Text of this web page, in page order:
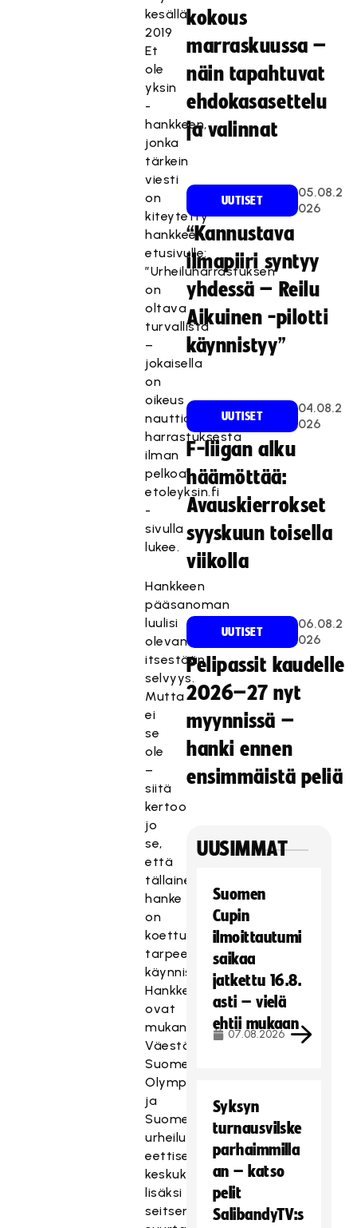
kesällä
2019
Et
ole
yksin
-
hankkeen,
jonka
tärkein
viesti
on
kiteytetty
hankkeen
etusivulle:
”Urheiluharrastuksen
on
oltava
turvallista
–
jokaisella
on
oikeus
nauttia
harrastuksesta
ilman
pelkoa”,
etoleyksin.fi
-
sivulla
lukee.
Hankkeen
pääsanoman
luulisi
olevan
itsestään
selvyys.
Mutta
ei
se
ole
–
siitä
kertoo
jo
se,
että
tällainen
hanke
on
koettu
tarpeelliseksi
käynnistää.
Hankkeessa
ovat
mukana
Väestöliiton,
Suomen
Olympiakomitean
ja
Suomen
urheilun
eettisen
keskuksen
lisäksi
seitsemän
kokous
marraskuussa –
näin tapahtuvat
ehdokasasettelu
ja valinnat
UUTISET
05.08.2
026
“Kannustava
ilmapiiri syntyy
yhdessä – Reilu
Aikuinen -pilotti
käynnistyy”
UUTISET
04.08.2
026
F-liigan alku
häämöttää:
Avauskierrokset
syyskuun toisella
viikolla
UUTISET
06.08.2
026
Pelipassit kaudelle
2026–27 nyt
myynnissä –
hanki ennen
ensimmäistä peliä
UUSIMMAT
Suomen
Cupin
ilmoittautumi
saikaa
jatkettu 16.8.
asti – vielä
ehtii mukaan
07.08.2026
Syksyn
turnausvilske
parhaimmilla
an – katso
pelit
SalibandyTV:s